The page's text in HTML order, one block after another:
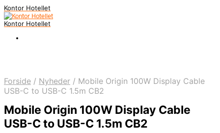
Kontor Hotellet
Kontor Hotellet
Forside / Nyheder / Mobile Origin 100W Display Cable
USB-C to USB-C 1.5m CB2
Mobile Origin 100W Display Cable
USB-C to USB-C 1.5m CB2